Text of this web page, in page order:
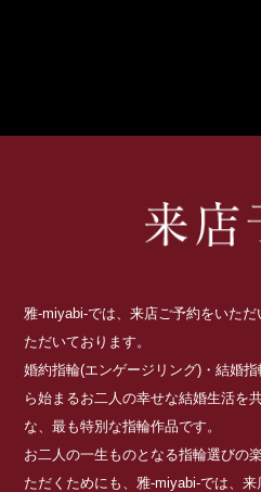
雅-miyabi-では、来店ご予約をいた
ただいております。
婚約指輪(エンゲージリング)・結婚
ら始まるお二人の幸せな結婚生活を
な、最も特別な指輪作品です。
お二人の一生ものとなる指輪選びの
ただくためにも、雅-miyabi-では、